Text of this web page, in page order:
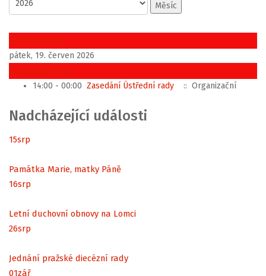
Měsíc
Předchozí den
pátek, 19. červen 2026
Následující den
14:00 - 00:00 Zasedání Ústřední rady :: Organizační
Nadcházející události
15srp
Památka Marie, matky Páně
16srp
Letní duchovní obnovy na Lomci
26srp
Jednání pražské diecézní rady
01zář